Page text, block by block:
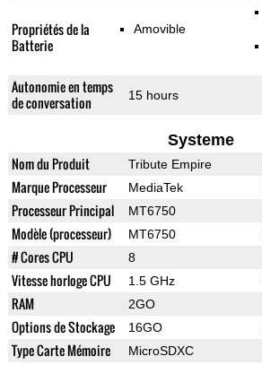
Propriétés de la
Batterie
Amovible
Autonomie en temps
de conversation
15 hours
Systeme
Nom du Produit Tribute Empire
Marque Processeur MediaTek
Processeur Principal MT6750
Modèle (processeur) MT6750
# Cores CPU 8
Vitesse horloge CPU 1.5 GHz
RAM 2GO
Options de Stockage 16GO
Type Carte Mémoire MicroSDXC